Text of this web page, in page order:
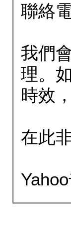
聯絡
我們
理。
時效
在此